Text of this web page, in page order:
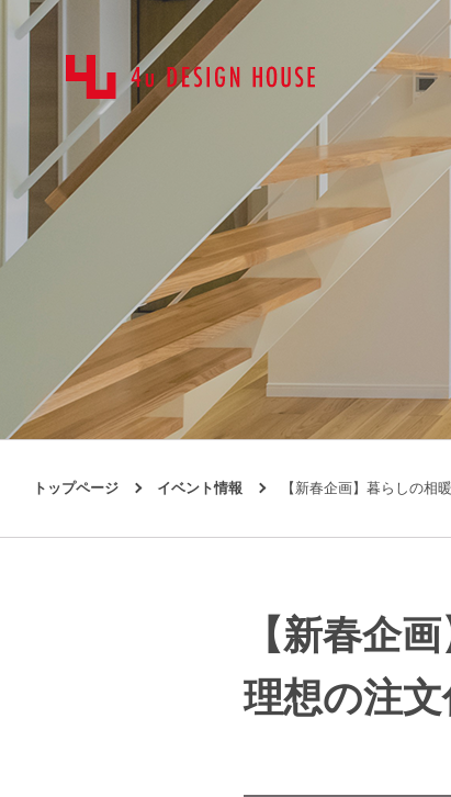
トップページ イベント情報 【新春企画】暮らしの相
【新春企
理想の注文